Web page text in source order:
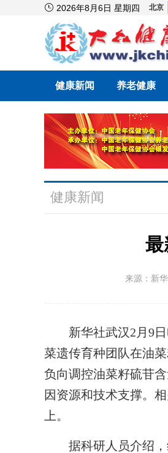
 2026年8月6日 星期四
健康新闻 养老健康
健康新闻
最
来源：新
新华社武汉2月9日
菜遗传育种团队在油
负向调控油菜籽硫苷
因资源和技术支撑。
上。
据科研人员介绍，